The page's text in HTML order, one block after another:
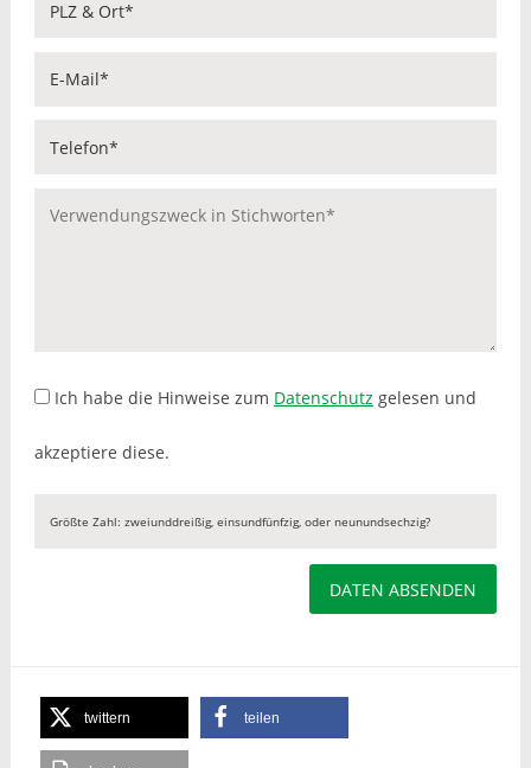
Ich habe die Hinweise zum Datenschutz gelesen und
akzeptiere diese.
DATEN ABSENDEN
twittern teilen